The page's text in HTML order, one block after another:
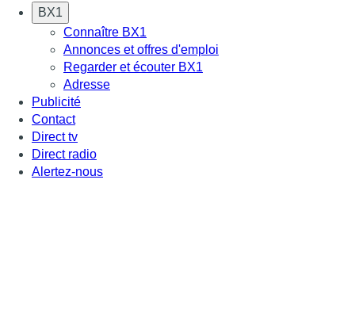
BX1
Connaître BX1
Annonces et offres d'emploi
Regarder et écouter BX1
Adresse
Publicité
Contact
Direct tv
Direct radio
Alertez-nous